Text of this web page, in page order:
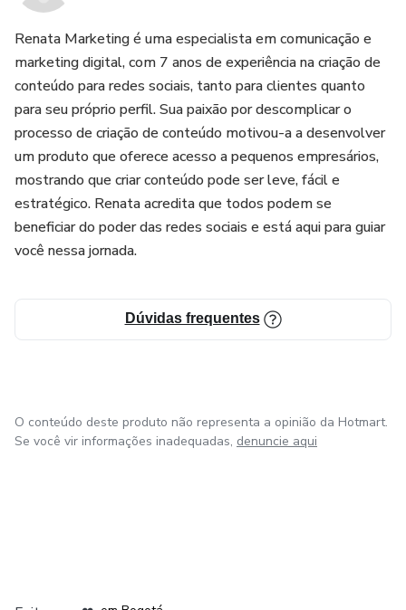
Renata Marketing é uma especialista em comunicação e
marketing digital, com 7 anos de experiência na criação de
conteúdo para redes sociais, tanto para clientes quanto
para seu próprio perfil. Sua paixão por descomplicar o
processo de criação de conteúdo motivou-a a desenvolver
um produto que oferece acesso a pequenos empresários,
mostrando que criar conteúdo pode ser leve, fácil e
estratégico. Renata acredita que todos podem se
beneficiar do poder das redes sociais e está aqui para guiar
você nessa jornada.
Dúvidas frequentes
O conteúdo deste produto não representa a opinião da Hotmart.
Se você vir informações inadequadas, denuncie aqui